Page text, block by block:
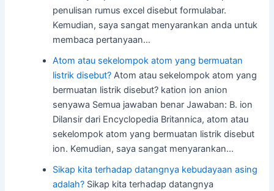
penulisan rumus excel disebut formulabar.
Kemudian, saya sangat menyarankan anda untuk
membaca pertanyaan…
Atom atau sekelompok atom yang bermuatan
listrik disebut? Atom atau sekelompok atom yang
bermuatan listrik disebut? kation ion anion
senyawa Semua jawaban benar Jawaban: B. ion
Dilansir dari Encyclopedia Britannica, atom atau
sekelompok atom yang bermuatan listrik disebut
ion. Kemudian, saya sangat menyarankan…
Sikap kita terhadap datangnya kebudayaan asing
adalah? Sikap kita terhadap datangnya